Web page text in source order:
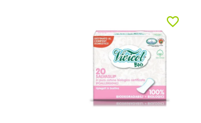
favorite_border